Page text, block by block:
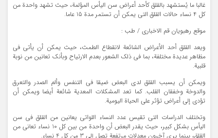
غالبا ما يُستشهد بالقلق كأحد أعراض سن اليأس المؤلمة، حيث تشهد واحدة من
كل 4 نساء حالات القلق التي يمكن أن تستمر مدة 15 عاما.
موقع رهبویان قم الاخباری / طب :
ويعد القلق أحد الأعراض الشائعة لانقطاع الطمث، حيث يمكن أن يأتي في
مظاهر عديدة مختلفة، بما في ذلك الشعور بعدم الارتياح وبأنك تعانين من نوبة
قلبية.
ويمكن أن يسبب القلق لدى البعض ضيقا في التنفس وألم الصدر والتعرق
والدوخة وخفقان القلب. كما تعد المشكلات المعدية شائعة أيضا ويمكن أن
تؤدي إلى أعراض تؤثر على الحياة اليومية.
وتختلف الدراسات التي تقيس عدد النساء اللواتي يعانين من القلق في سن
اليأس بشكل كبير، حيث يقدر البعض أن واحدة من بين كل 10 نساء تعاني من